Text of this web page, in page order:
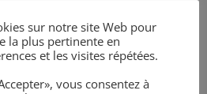
des Médiations n° 5
des Médiations n° 4
sur la tentative préalable
sur notre site Web pour
la plus pertinente en
et les visites répétées.
vous consentez à